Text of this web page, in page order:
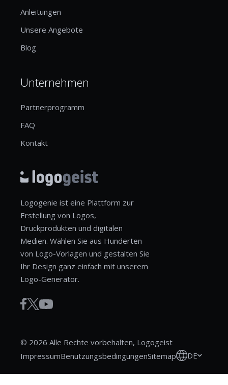
Anleitungen
Unsere Angebote
Blog
Unternehmen
Partnerprogramm
FAQ
Kontakt
Logogenie ist eine Plattform zur
Erstellung von Logos,
Druckprodukten und digitalen
Medien. Wählen Sie aus Hunderten
von Logo-Vorlagen und gestalten Sie
Ihr Design ganz einfach mit unserem
Logo-Generator.
© 2026 Alle Rechte vorbehalten, Logogeist
ImpressumBenutzungsbedingungenSitemap DE